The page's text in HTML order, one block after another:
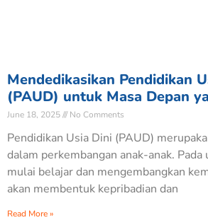
Mendedikasikan Pendidikan
(PAUD) untuk Masa Depan
June 18, 2025 No Comments
Pendidikan Usia Dini (PAUD)
dalam perkembangan anak-anak. Pada
mulai belajar dan mengembangkan
akan membentuk kepribadian dan
Read More »